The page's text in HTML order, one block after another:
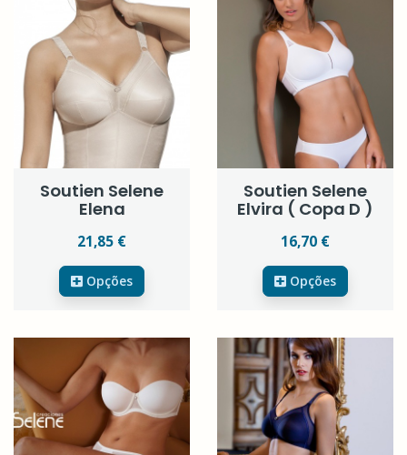
Soutien Selene
Elena
21,85 €
Opções
Soutien Selene
Elvira ( Copa D )
16,70 €
Opções